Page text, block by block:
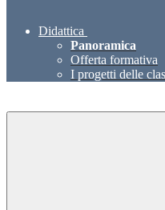
Didattica
Panoramica
Offerta formativa
I progetti delle